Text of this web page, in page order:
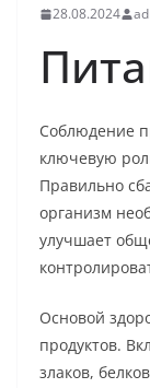
28.08.2024
Соблюдение
ключевую
Правильно
организм
улучшает
Основой
продуктов.
злаков,